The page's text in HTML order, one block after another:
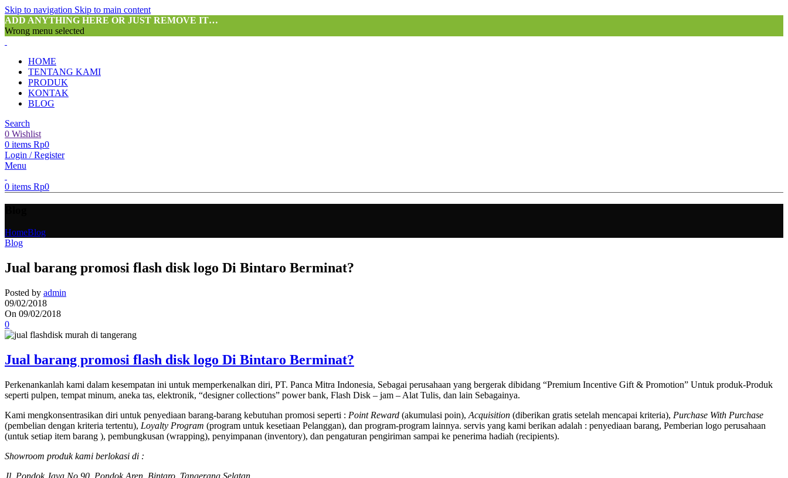
Skip to navigation Skip to main content
ADD ANYTHING HERE OR JUST REMOVE IT…
Wrong menu selected
HOME
TENTANG KAMI
PRODUK
KONTAK
BLOG
Search
0 Wishlist
0 items Rp0
Login / Register
Menu
0 items Rp0
HomeBlog
Blog
Jual barang promosi flash disk logo Di Bintaro Berminat?
Posted by admin
09/02/2018
On 09/02/2018
0
Jual barang promosi flash disk logo Di Bintaro Berminat?
Perkenankanlah kami dalam kesempatan ini untuk memperkenalkan diri, PT. Panca Mitra Indonesia, Sebagai perusahaan yang bergerak dibidang “Premium Incentive Gift & Promotion” Untuk produk-Produk
seperti pulpen, tempat minum, aneka tas, elektronik, “designer collections” power bank, Flash Disk – jam – Alat Tulis, dan lain Sebagainya.
Kami mengkonsentrasikan diri untuk penyediaan barang-barang kebutuhan promosi seperti : Point Reward (akumulasi poin), Acquisition (diberikan gratis setelah mencapai kriteria), Purchase With Purchase
(pembelian dengan kriteria tertentu), Loyalty Program (program untuk kesetiaan Pelanggan), dan program-program lainnya. servis yang kami berikan adalah : penyediaan barang, Pemberian logo perusahaan
(untuk setiap item barang ), pembungkusan (wrapping), penyimpanan (inventory), dan pengaturan pengiriman sampai ke penerima hadiah (recipients).
Showroom produk kami berlokasi di :
Jl. Pondok Jaya No 90, Pondok Aren, Bintaro, Tangerang Selatan